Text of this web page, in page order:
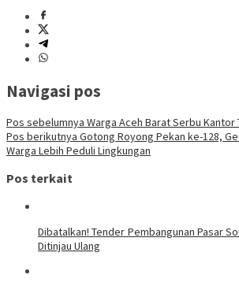
Navigasi pos
Pos sebelumnya Warga Aceh Barat Serbu Kantor
Pos berikutnya Gotong Royong Pekan ke-128,
Warga Lebih Peduli Lingkungan
Pos terkait
Dibatalkan! Tender Pembangunan Pasar
Ditinjau Ulang